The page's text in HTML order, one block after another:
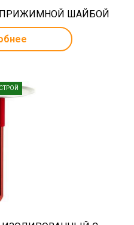
ПРИЖИМНОЙ ШАЙБОЙ